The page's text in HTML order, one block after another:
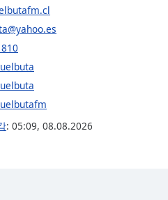
: 05:09, 08.08.2026